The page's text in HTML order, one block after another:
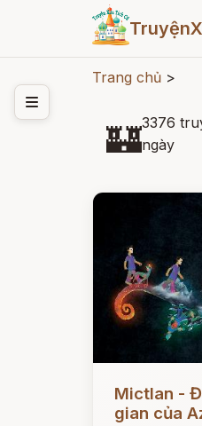
Trang chủ >
🏰3376
ngày
Mictlan -
gian của